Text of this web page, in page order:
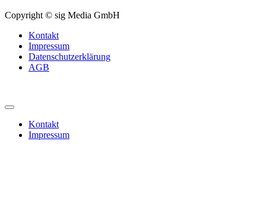
Copyright © sig Media GmbH
Kontakt
Impressum
Datenschutzerklärung
AGB
Kontakt
Impressum